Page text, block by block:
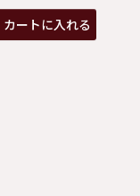
カートに入れる